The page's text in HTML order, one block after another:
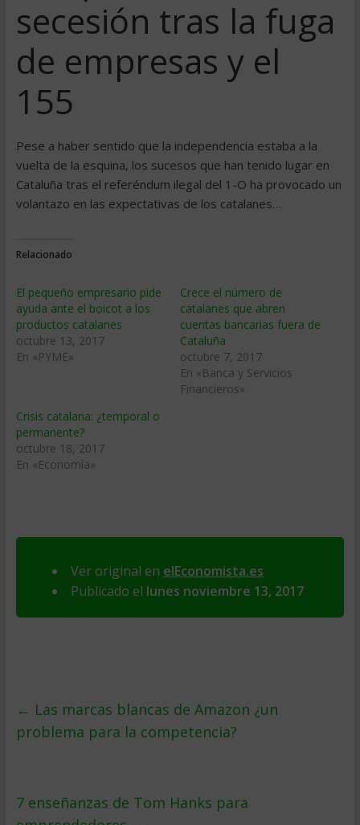
secesión tras la fuga
de empresas y el
155
Pese a haber sentido que la independencia estaba a la
vuelta de la esquina, los sucesos que han tenido lugar en
Cataluña tras el referéndum ilegal del 1-O ha provocado un
volantazo en las expectativas de los catalanes…
Relacionado
El pequeño empresario pide
ayuda ante el boicot a los
productos catalanes
octubre 13, 2017
En «PYME»
Crece el número de
catalanes que abren
cuentas bancarias fuera de
Cataluña
octubre 7, 2017
En «Banca y Servicios
Financieros»
Crisis catalana: ¿temporal o
permanente?
octubre 18, 2017
En «Economía»
Ver original en elEconomista.es
Publicado el lunes noviembre 13, 2017
← Las marcas blancas de Amazon ¿un
problema para la competencia?
7 enseñanzas de Tom Hanks para